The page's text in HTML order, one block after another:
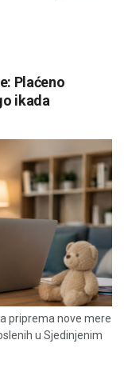
Plaćeno
ikada
priprema nove mere
u Sjedinjenim